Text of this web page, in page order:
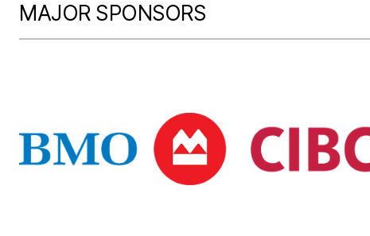
MAJOR SPONSORS